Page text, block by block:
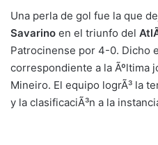
Una perla de gol fue la que
Savarino en el triunfo del
Patrocinense por 4-0. Dicho
correspondiente a la Ãºltima
Mineiro. El equipo logrÃ³ la
y la clasificaciÃ³n a la